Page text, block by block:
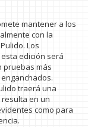
mantener a los
con la
Los
edición será
pruebas más
traerá una
en un
como para